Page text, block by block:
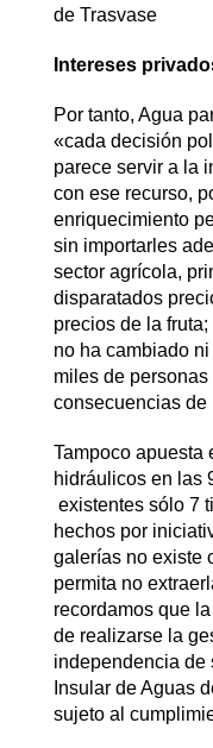
de Trasvase
Intereses
Por tanto, Agua
«cada decisión
parece servir a la
con ese recurso,
enriquecimiento
sin importarles
sector agrícola,
disparatados
precios de la
no ha cambiado
miles de
consecuencias de
Tampoco apuesta
hidráulicos en las
existentes sólo 7
hechos por
galerías no existe
permita no
recordamos que
de realizarse la
independencia de
Insular de Aguas
sujeto al